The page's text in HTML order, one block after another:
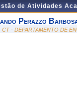
de Atividades
Perazzo
CT - DEPARTAMENTO DE